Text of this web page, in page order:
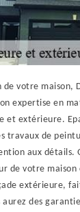
de votre maison,
expertise en
et extérieure.
travaux de
aux détails.
de votre maison
extérieure,
des